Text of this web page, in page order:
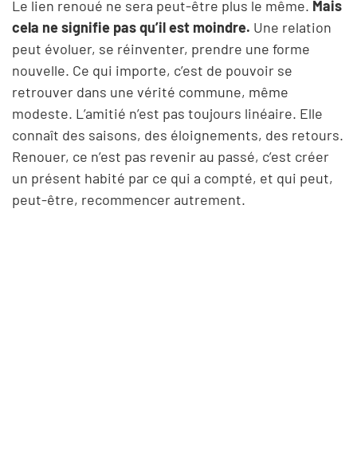
Le lien renoué ne sera peut-être plus le même. Mais
cela ne signifie pas qu’il est moindre. Une relation
peut évoluer, se réinventer, prendre une forme
nouvelle. Ce qui importe, c’est de pouvoir se
retrouver dans une vérité commune, même
modeste. L’amitié n’est pas toujours linéaire. Elle
connaît des saisons, des éloignements, des retours.
Renouer, ce n’est pas revenir au passé, c’est créer
un présent habité par ce qui a compté, et qui peut,
peut-être, recommencer autrement.